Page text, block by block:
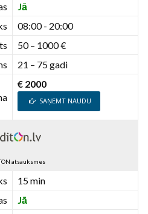
Jā
08:00 - 20:00
50 – 1000 €
21 – 75 gadi
€ 2000
SAŅEMT NAUDU
atsauksmes
15 min
Jā